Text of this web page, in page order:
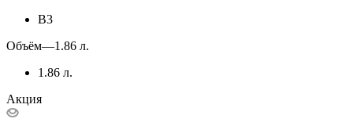
B3
Объём—1.86 л.
1.86 л.
Акция